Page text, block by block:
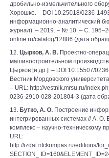
дробильно-измельчительного
Хорошко. – DOI 10.25018/0236-
информационно-аналитический
журнал). – 2019. – № 10. – С.
online.ru/catalog/12886 (дата
12. Цырков, А. В. Проектно-
машиностроительном
Цырков [и др.]. – DOI 10.15507/
Вестник Мордовского
– URL: http://vestnik.mrsu.ru/
0236-2910-028-201804-3 (дата
13. Бутко, А. О. Построение
интегрированных системах // А.
комплекс – научно-техническому
URL:
http://izdat.ntckompas.ru/editions/
SECTION_